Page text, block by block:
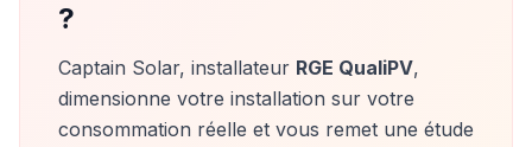
?
Captain Solar, installateur RGE QualiPV,
dimensionne votre installation sur votre
consommation réelle et vous remet une étude